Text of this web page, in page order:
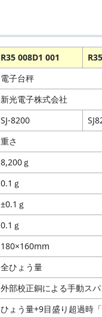
R35 008D1 001
電子台秤
新光電子株式会社
SJ-8200
重さ
8,200ｇ
0.1ｇ
±0.1ｇ
0.1ｇ
180×160mm
全ひょう量
外部校正銅による手動ス
ひょう量+9目盛り超過時